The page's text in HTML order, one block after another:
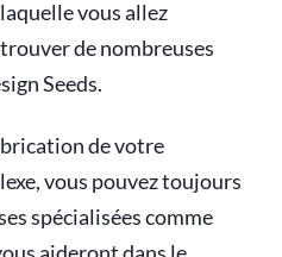
vous allez
de nombreuses
Seeds.
de votre
vous pouvez toujours
spécialisées comme